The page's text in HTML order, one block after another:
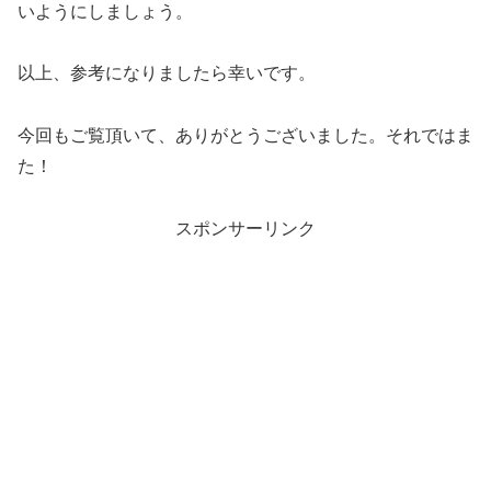
いようにしましょう。
以上、参考になりましたら幸いです。
今回もご覧頂いて、ありがとうございました。それではま
た！
スポンサーリンク